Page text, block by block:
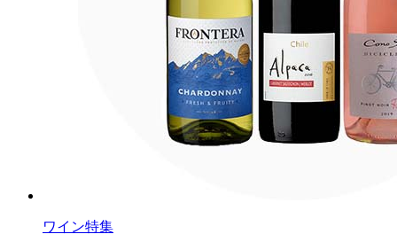
ワイン特集